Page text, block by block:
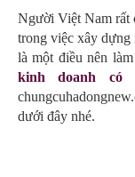
Người Việt Nam rất
trong việc xây
là một điều nên
kinh doanh có
dưới đây nhé.